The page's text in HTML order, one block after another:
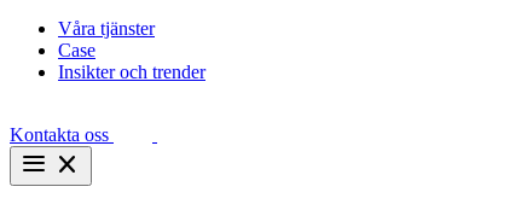
Våra tjänster
Case
Insikter och trender
Kontakta oss
menu close